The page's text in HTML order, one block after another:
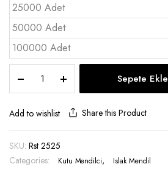
25000 Adet
50000 Adet
100000 Adet
Peçete
Çift
Kat
Rst
2525
Sepete Ekle
Add to wishlist Share this Product
SKU: Rst 2525
Categories:
Kutu Mendilci, Islak Mendil